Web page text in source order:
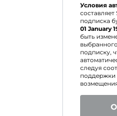
Условия
составляет
подписка
01 January
быть
подписку,
следуя
поддержки